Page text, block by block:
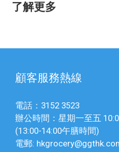
了解更多
顧客服務熱線
電話：3152 3523
辦公時間：星期一至五
(13:00-14:00午膳時間)
電郵: